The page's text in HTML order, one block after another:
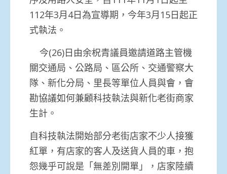
112年3月4日為宣導期，今年3月15日起正
式執法。
今(26)日由余柷青議員邀請道路主管機
關交通局、公路局、區公所、交通警察大
隊、新化分局、里長等單位人員與會，會
勘協議如何兼顧科技執法與新化老街商家
生計。
自科技執法開始部分老街店家不少人接獲
紅單，有店家的客人及送貨人員的車，抱
怨幾乎可說是「無差別開單」，店家陸續